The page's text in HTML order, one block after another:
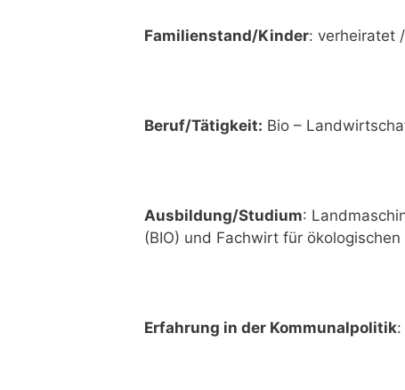
Familienstand/Kinder: verheiratet
Beruf/Tätigkeit: Bio –
Ausbildung/Studium:
(BIO) und Fachwirt für
Erfahrung in der Kommunalpolitik: